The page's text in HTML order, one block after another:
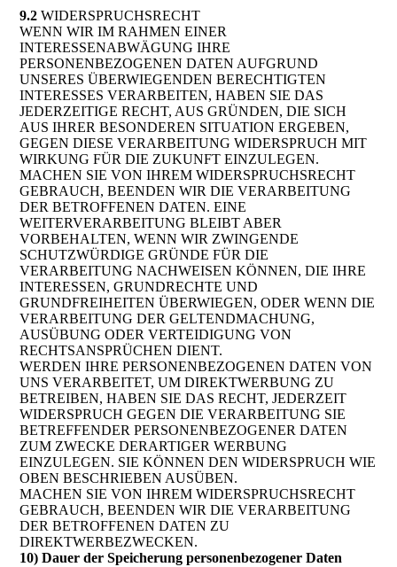
9.2 WIDERSPRUCHSRECHT
WENN WIR IM RAHMEN EINER
INTERESSENABWÄGUNG IHRE
PERSONENBEZOGENEN DATEN AUFGRUND
UNSERES ÜBERWIEGENDEN BERECHTIGTEN
INTERESSES VERARBEITEN, HABEN SIE DAS
JEDERZEITIGE RECHT, AUS GRÜNDEN, DIE SICH
AUS IHRER BESONDEREN SITUATION ERGEBEN,
GEGEN DIESE VERARBEITUNG WIDERSPRUCH MIT
WIRKUNG FÜR DIE ZUKUNFT EINZULEGEN.
MACHEN SIE VON IHREM WIDERSPRUCHSRECHT
GEBRAUCH, BEENDEN WIR DIE VERARBEITUNG
DER BETROFFENEN DATEN. EINE
WEITERVERARBEITUNG BLEIBT ABER
VORBEHALTEN, WENN WIR ZWINGENDE
SCHUTZWÜRDIGE GRÜNDE FÜR DIE
VERARBEITUNG NACHWEISEN KÖNNEN, DIE IHRE
INTERESSEN, GRUNDRECHTE UND
GRUNDFREIHEITEN ÜBERWIEGEN, ODER WENN DIE
VERARBEITUNG DER GELTENDMACHUNG,
AUSÜBUNG ODER VERTEIDIGUNG VON
RECHTSANSPRÜCHEN DIENT.
WERDEN IHRE PERSONENBEZOGENEN DATEN VON
UNS VERARBEITET, UM DIREKTWERBUNG ZU
BETREIBEN, HABEN SIE DAS RECHT, JEDERZEIT
WIDERSPRUCH GEGEN DIE VERARBEITUNG SIE
BETREFFENDER PERSONENBEZOGENER DATEN
ZUM ZWECKE DERARTIGER WERBUNG
EINZULEGEN. SIE KÖNNEN DEN WIDERSPRUCH WIE
OBEN BESCHRIEBEN AUSÜBEN.
MACHEN SIE VON IHREM WIDERSPRUCHSRECHT
GEBRAUCH, BEENDEN WIR DIE VERARBEITUNG
DER BETROFFENEN DATEN ZU
DIREKTWERBEZWECKEN.
10) Dauer der Speicherung personenbezogener Daten